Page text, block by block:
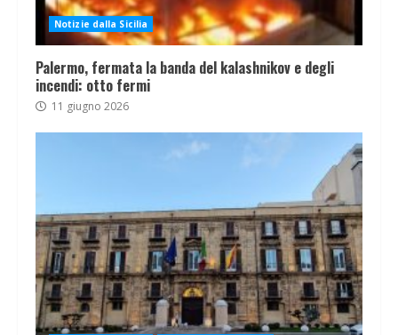
Notizie dalla Sicilia
Palermo, fermata la banda del kalashnikov e degli
incendi: otto fermi
11 giugno 2026